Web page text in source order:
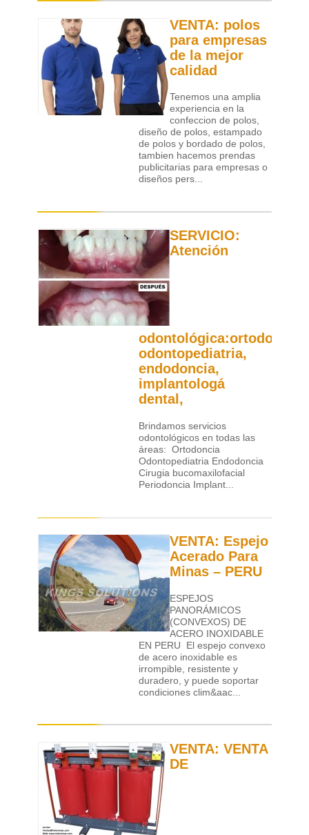
VENTA: polos
para empresas
de la mejor
calidad
Tenemos una amplia
experiencia en la
confeccion de polos,
diseño de polos, estampado
de polos y bordado de polos,
tambien hacemos prendas
publicitarias para empresas o
diseños pers...
SERVICIO:
Atención
odontológica:ortodoncia,
odontopediatria,
endodoncia,
implantologá
dental,
Brindamos servicios
odontológicos en todas las
áreas: Ortodoncia
Odontopediatria Endodoncia
Cirugia bucomaxilofacial
Periodoncia Implant...
VENTA: Espejo
Acerado Para
Minas – PERU
ESPEJOS
PANORÁMICOS
(CONVEXOS) DE
ACERO INOXIDABLE
EN PERU El espejo convexo
de acero inoxidable es
irrompible, resistente y
duradero, y puede soportar
condiciones clim&aac...
VENTA: VENTA
DE